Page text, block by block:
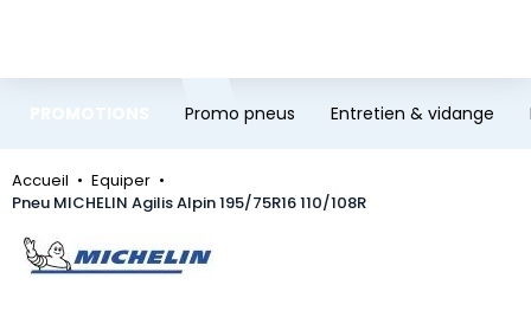
Promo pneus Entretien & vidange
Accueil
Equiper
Pneu MICHELIN Agilis Alpin 195/75R16 110/108R
Marque